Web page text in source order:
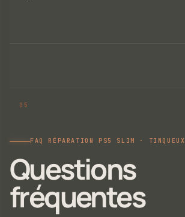
FAQ RÉPARATION PS5 SLIM · TINQUEUX
Questions
fréquentes